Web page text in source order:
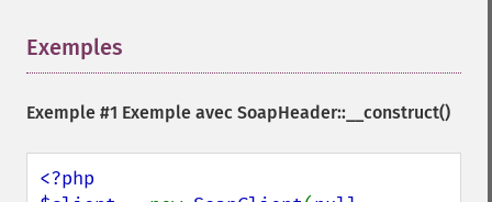
Exemples
Exemple #1 Exemple avec SoapHeader::__construct()
<?php